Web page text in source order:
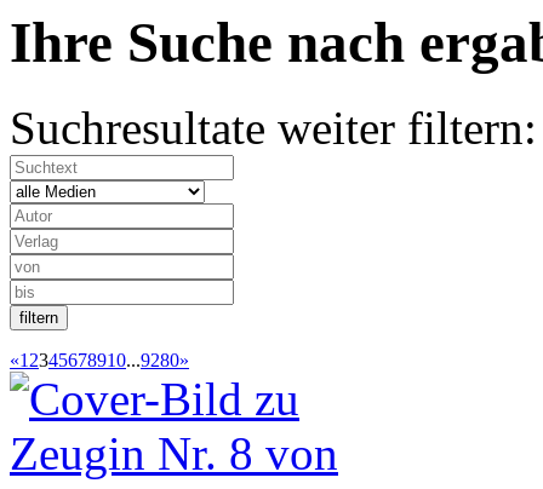
Ihre Suche nach
Suchresultate weiter filtern:
«12345678910...9280»